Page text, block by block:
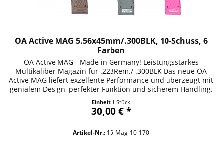
OA Active MAG 5.56x45mm/.300BLK, 10-Schuss, 6
Farben
OA Active MAG - Made in Germany! Leistungsstarkes
Multikaliber-Magazin für .223Rem./ .300BLK Das neue OA
Active MAG liefert exzellente Performance und überzeugt mit
genialem Design, perfekter Funktion und sicherem Handling.
Optik und Handling am 30-Schuss OA Duty MAG eignet sich
optimal für dynamisches Schießen. Jedem...
Einheit 1 Stück
30,00 € *
Artikel-Nr.: 15-Mag-10-170